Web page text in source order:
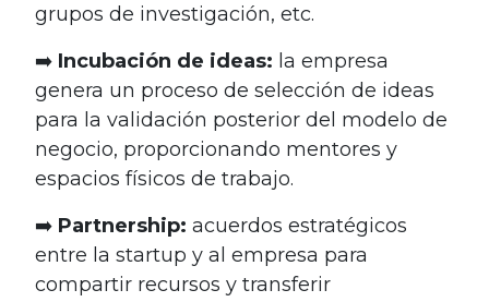
grupos de investigación, etc.
➡️ Incubación de ideas: la empresa
genera un proceso de selección de ideas
para la validación posterior del modelo de
negocio, proporcionando mentores y
espacios físicos de trabajo.
➡️ Partnership: acuerdos estratégicos
entre la startup y al empresa para
compartir recursos y transferir